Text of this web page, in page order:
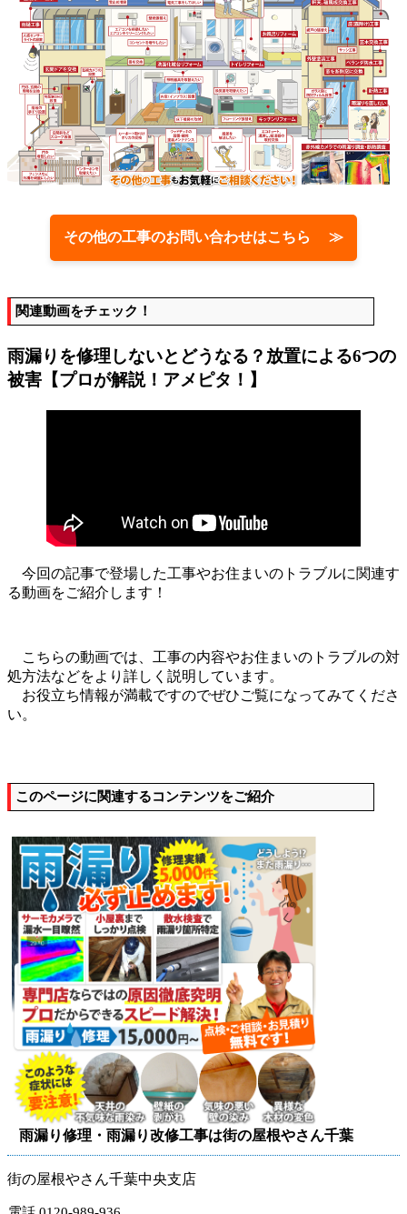
その他の工事のお問い合わせはこちら ≫
関連動画をチェック！
雨漏りを修理しないとどうなる？放置による6つの
被害【プロが解説！アメピタ！】
今回の記事で登場した工事やお住まいのトラブルに関連す
る動画をご紹介します！
こちらの動画では、工事の内容やお住まいのトラブルの対
処方法などをより詳しく説明しています。
お役立ち情報が満載ですのでぜひご覧になってみてくださ
い。
このページに関連するコンテンツをご紹介
雨漏り修理・雨漏り改修工事は街の屋根やさん千葉
街の屋根やさん千葉中央支店